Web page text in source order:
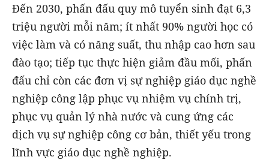
Đến 2030, phấn đấu quy mô tuyển sinh đạt 6,3
triệu người mỗi năm; ít nhất 90% người học có
việc làm và có năng suất, thu nhập cao hơn sau
đào tạo; tiếp tục thực hiện giảm đầu mối, phấn
đấu chỉ còn các đơn vị sự nghiệp giáo dục nghề
nghiệp công lập phục vụ nhiệm vụ chính trị,
phục vụ quản lý nhà nước và cung ứng các
dịch vụ sự nghiệp công cơ bản, thiết yếu trong
lĩnh vực giáo dục nghề nghiệp.